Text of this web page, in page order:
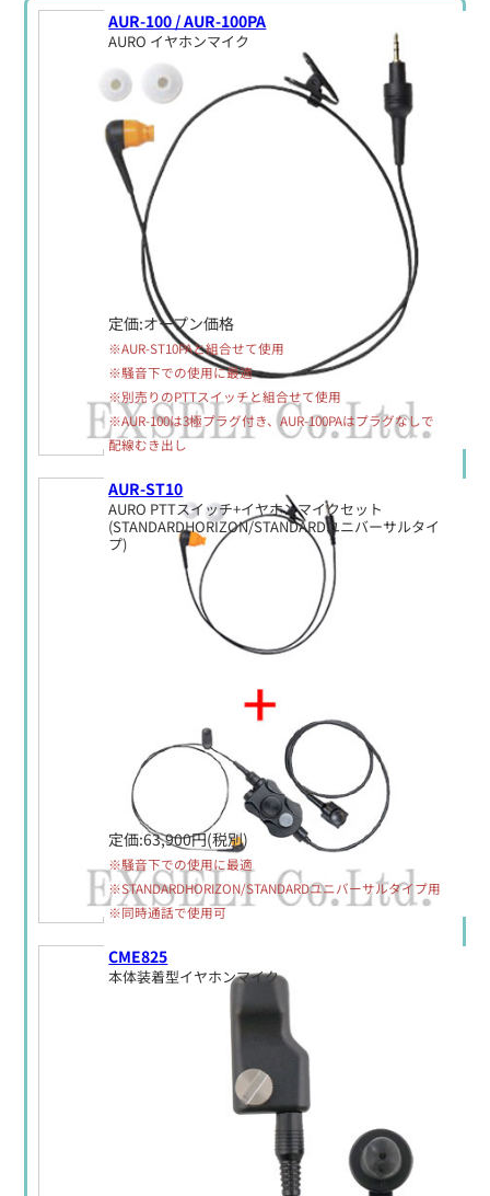
AUR-100 / AUR-100PA
AURO イヤホンマイク
定価:オープン価格
※AUR-ST10PAと組合せて使用
※騒音下での使用に最適
※別売りのPTTスイッチと組合せて使用
※AUR-100は3極プラグ付き、AUR-100PAはプラグなしで
配線むき出し
AUR-ST10
AURO PTTスイッチ+イヤホンマイクセット
(STANDARDHORIZON/STANDARDユニバーサルタイ
プ)
定価:63,900円(税別)
※騒音下での使用に最適
※STANDARDHORIZON/STANDARDユニバーサルタイプ用
※同時通話で使用可
CME825
本体装着型イヤホンマイク